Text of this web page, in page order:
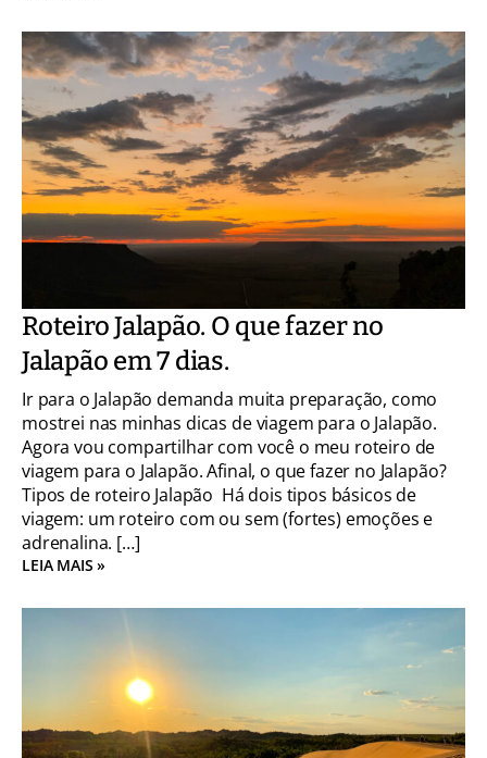
Roteiro Jalapão. O que fazer no
Jalapão em 7 dias.
Ir para o Jalapão demanda muita preparação, como
mostrei nas minhas dicas de viagem para o Jalapão.
Agora vou compartilhar com você o meu roteiro de
viagem para o Jalapão. Afinal, o que fazer no Jalapão?
Tipos de roteiro Jalapão Há dois tipos básicos de
viagem: um roteiro com ou sem (fortes) emoções e
adrenalina. […]
LEIA MAIS »